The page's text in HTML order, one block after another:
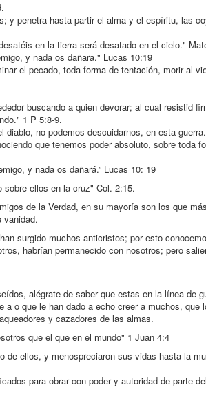
y penetra hasta partir el alma y el espíritu, las
en la tierra será desatado en el cielo."
y nada os dañara." Lucas 10:19
el pecado, toda forma de tentación, morir al
buscando a quien devorar; al cual resistid
1 P 5:8-9.
no podemos descuidarnos, en esta guerra.
que tenemos poder absoluto, sobre toda
y nada os dañará.” Lucas 10: 19
ellos en la cruz" Col. 2:15.
de la Verdad, en su mayoría son los que
vanidad.
surgido muchos anticristos; por esto
habrían permanecido con nosotros; pero
alégrate de saber que estas en la línea de
o que le han dado a echo creer a muchos, que
y cazadores de las almas.
que el que en el mundo" 1 Juan 4:4
de ellos, y menospreciaron sus vidas hasta la
para obrar con poder y autoridad de parte